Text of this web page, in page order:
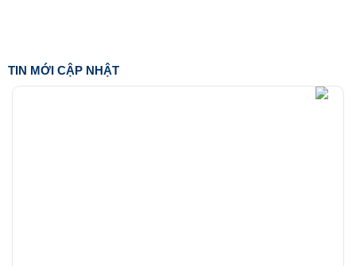
TIN MỚI CẬP NHẬT